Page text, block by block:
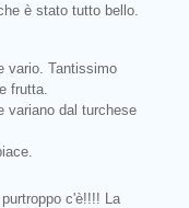
è stato tutto bello.
vario. Tantissimo
frutta.
variano dal turchese
c'è!!!! La